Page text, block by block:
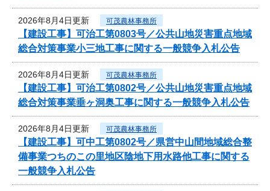
2026年8月4日更新 可茂農林事務所
【建設工事】可治工第0803号／公共山地災害重点地域
総合対策事業小三地工事に関する一般競争入札公告
2026年8月4日更新 可茂農林事務所
【建設工事】可治工第0802号／公共山地災害重点地域
総合対策事業垂ヶ洞奥工事に関する一般競争入札公告
2026年8月4日更新 可茂農林事務所
【建設工事】可中工第0802号／県営中山間地域総合整
備事業つちのこの里地区陰地下用水路他工事に関する
一般競争入札公告